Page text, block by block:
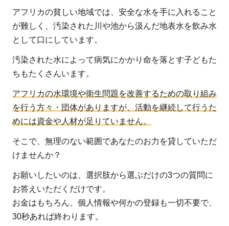
アフリカの貧しい地域では、安全な水を手に入れること
が難しく、汚染された川や池から汲んだ地表水を飲み水
として口にしています。
汚染された水によって病気にかかり命を落とす子どもた
ちもたくさんいます。
アフリカの水環境や衛生問題を改善するための取り組み
を行う方々・団体がありますが、活動を継続して行うた
めには資金や人材が足りていません。
そこで、無理のない範囲であなたのお力を貸していただ
けませんか？
お願いしたいのは、選択肢から選ぶだけの3つの質問に
お答えいただくだけです。
お金はもちろん、個人情報や何かの登録も一切不要で、
30秒あれば終わります。